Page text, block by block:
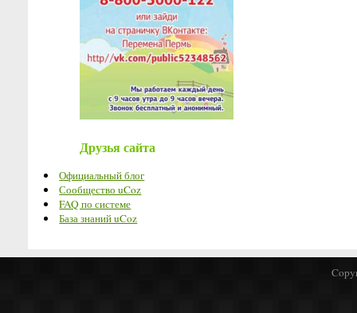
Друзья сайта
Официальный блог
Сообщество uCoz
FAQ по системе
База знаний uCoz